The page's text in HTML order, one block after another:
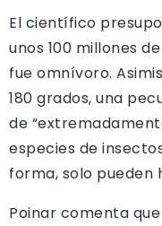
El científico
unos 100 millones
fue omnívoro.
180 grados, una
de
especies de
forma, solo
Poinar comenta